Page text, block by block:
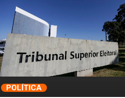
POLÍTICA